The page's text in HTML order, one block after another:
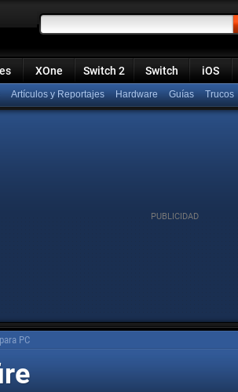
XOne Switch 2 Switch iOS
Artículos y Reportajes Hardware Guías Trucos
PC